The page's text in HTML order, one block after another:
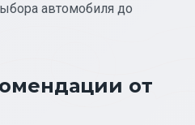
автомобиля до
от